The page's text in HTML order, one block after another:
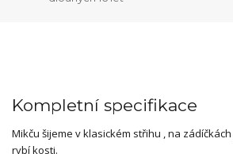
Kompletní specifikace
Mikču šijeme v klasickém střihu , na
rybí kosti.